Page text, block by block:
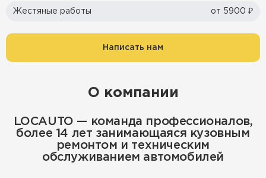
Жестяные работы от 5900 ₽
Написать нам
О компании
LOCAUTO — команда профессионалов,
более 14 лет занимающаяся кузовным
ремонтом и техническим
обслуживанием автомобилей